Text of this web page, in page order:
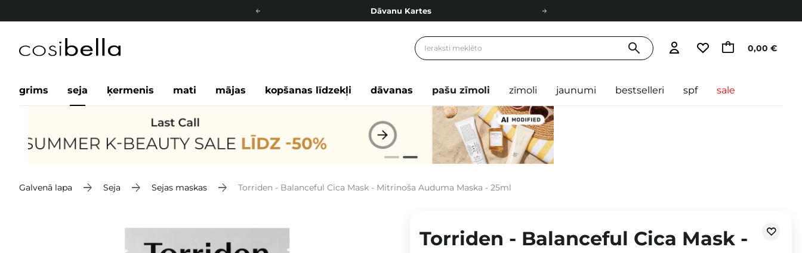
Dāvanu Kartes
Bezmaskas piegāde no 49,00 € 0,00 €
grims seja ķermenis mati mājas kopšanas līdzekļi dāvanas pašu zīmoli zīmoli jaunumi bestselleri spf sale
Galvenā lapa Seja Sejas maskas Torriden - Balanceful Cica Mask - Mitrinoša Auduma Maska - 25ml
Torriden - Balanceful Cica Mask -